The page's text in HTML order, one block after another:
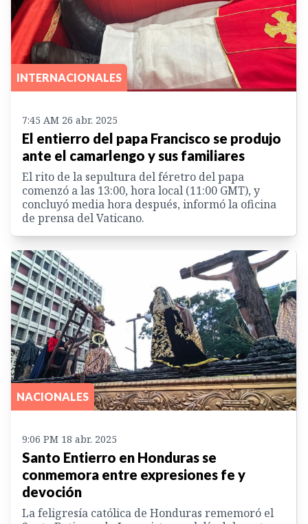
INTERNACIONALES
7:45 AM 26 abr. 2025
El entierro del papa Francisco se produjo
ante el camarlengo y sus familiares
El rito de la sepultura del féretro del papa
comenzó a las 13:00, hora local (11:00 GMT), y
concluyó media hora después, informó la oficina
de prensa del Vaticano.
NACIONALES
9:06 PM 18 abr. 2025
Santo Entierro en Honduras se
conmemora entre expresiones fe y
devoción
La feligresía católica de Honduras rememoró el